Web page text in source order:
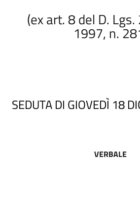
(ex art. 8 del D.
1997, n.
SEDUTA DI GIOVEDÌ 18
VERBALE